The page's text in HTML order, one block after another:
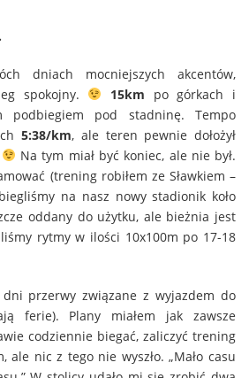
dniach mocniejszych akcentów,
spokojny.
15km po górkach i
podbiegiem pod stadninę. Tempo
5:38/km, ale teren pewnie dołożył
Na tym miał być koniec, ale nie był.
(trening robiłem ze Sławkiem –
na nasz nowy stadionik koło
oddany do użytku, ale bieżnia jest
rytmy w ilości 10x100m po 17-18
dni przerwy związane z wyjazdem do
ferie). Plany miałem jak zawsze
codziennie biegać, zaliczyć trening
ale nic z tego nie wyszło. „Mało casu